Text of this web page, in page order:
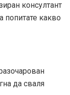
консултант
попитате какво
да сваля